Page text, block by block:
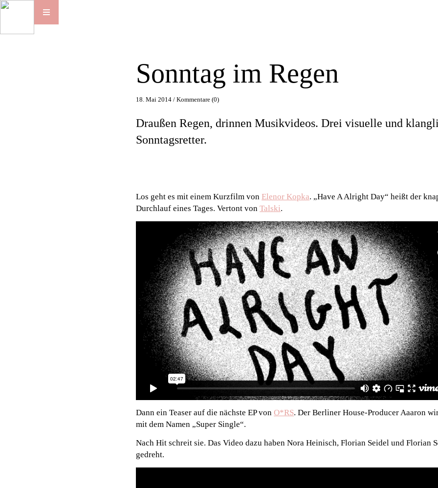
Sonntag im Regen
18. Mai 2014 /Kommentare (0)
Draußen Regen, drinnen Musikvideos. Drei visuelle und
Sonntagsretter.
Los geht es mit einem Kurzfilm vonElenor Kopka. „Have A Alright Day“ heißt der
Durchlauf eines Tages. Vertont vonTalski.
Dann ein Teaser auf die nächste EP vonO*RS. Der Berliner House-Producer Aaaron
mit dem Namen „Super Single“.
Nach Hit schreit sie. Das Video dazu haben Nora Heinisch, Florian Seidel und Florian
gedreht.